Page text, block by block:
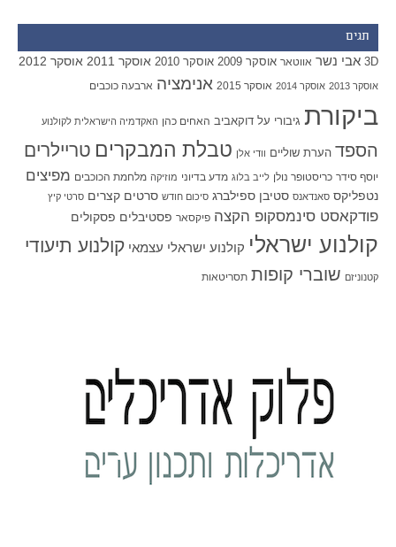
תגים
3D אבי נשר אווטאר אוסקר 2009 אוסקר 2010 אוסקר 2011 אוסקר 2012
אוסקר 2013 אוסקר 2014 אוסקר 2015 אנימציה ארבעה כוכבים
ביקורת גיבורי על דוקאביב האחים כהן האקדמיה הישראלית לקולנוע
הספד הערת שוליים וודי אלן טבלת המבקרים טריילרים
יוסף סידר כריסטופר נולן לייב בלוג מדע בדיוני מוזיקה מלחמת הכוכבים מפיצים
נטפליקס סאנדאנס סטיבן ספילברג סיכום חודש סרטים קצרים סרטי קיץ
פודקאסט סינמסקופ הקצה פיקסאר פסטיבלים פסקולים
קולנוע ישראלי קולנוע ישראלי עצמאי קולנוע תיעודי
קטנוניזם שוברי קופות תסריטאות